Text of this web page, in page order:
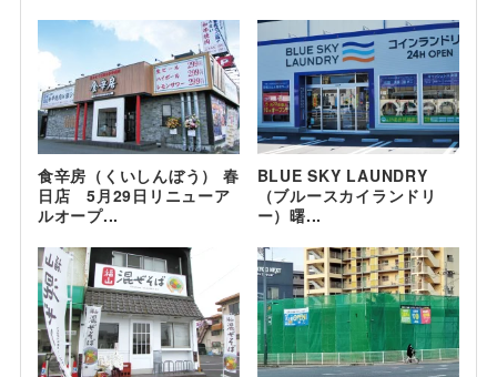
食辛房（くいしんぼう） 春
日店 5月29日リニューア
ルオープ...
BLUE SKY LAUNDRY
（ブルースカイランドリ
ー）曙...